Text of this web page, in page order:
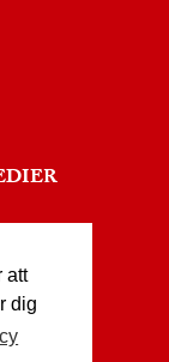
att
dig